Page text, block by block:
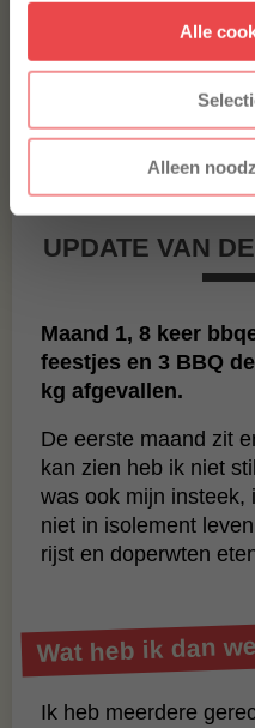
Alle
Alleen
UPDATE VAN
Maand 1, 8 keer
feestjes en 3 BBQ
kg afgevallen.
De eerste maand zit
kan zien heb ik niet
was ook mijn insteek,
niet in isolement
rijst en doperwten
Wat heb ik dan
Ik heb meerdere
* Alleen voor nieuwe
afgeprijsde producten.